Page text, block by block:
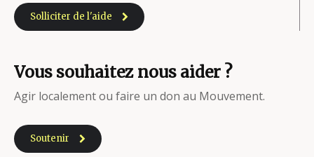
Solliciter de l'aide
Vous souhaitez nous aider ?
Agir localement ou faire un don au Mouvement.
Soutenir